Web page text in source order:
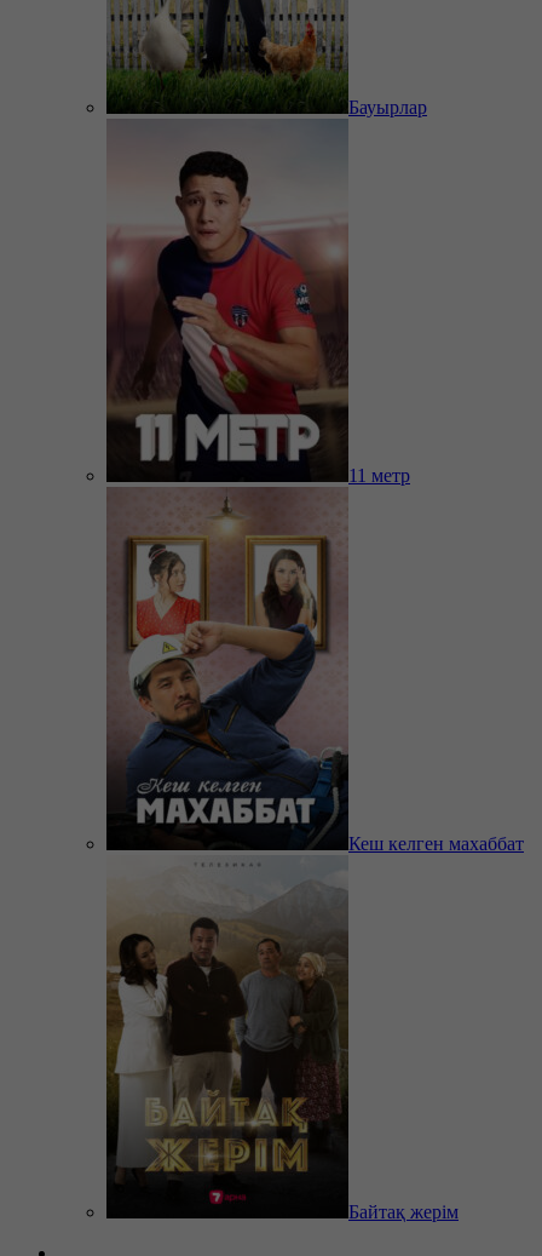
Бауырлар
11 метр
Кеш келген махаббат
Байтақ жерім